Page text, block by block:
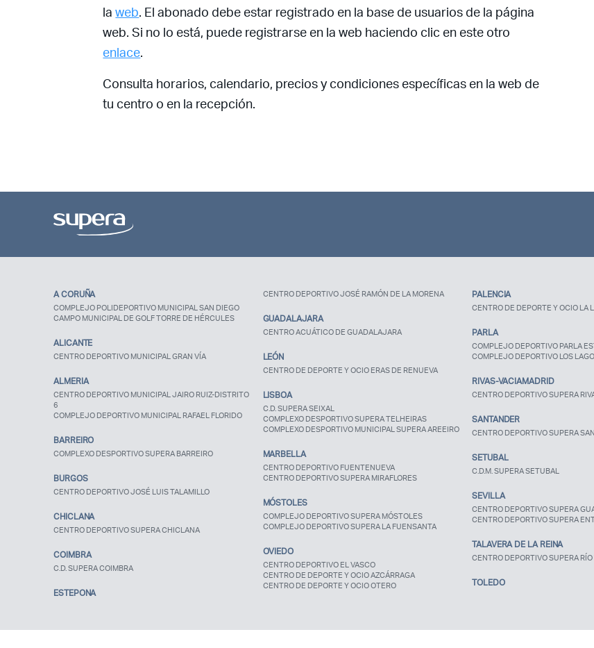
laweb. El abonado debe estar registrado en la base de usuarios de la página
web. Si no lo está, puede registrarse en la web haciendo clic en este otro
enlace.
Consulta horarios, calendario, precios y condiciones específicas en la web de
tu centro o en la recepción.
A CORUÑA
COMPLEJO POLIDEPORTIVO MUNICIPAL SAN DIEGO
CAMPO MUNICIPAL DE GOLF TORRE DE HÉRCULES
ALICANTE
CENTRO DEPORTIVO MUNICIPAL GRAN VÍA
ALMERIA
CENTRO DEPORTIVO MUNICIPAL JAIRO RUIZ-DISTRITO
6
COMPLEJO DEPORTIVO MUNICIPAL RAFAEL FLORIDO
BARREIRO
COMPLEXO DESPORTIVO SUPERA BARREIRO
BURGOS
CENTRO DEPORTIVO JOSÉ LUIS TALAMILLO
CHICLANA
CENTRO DEPORTIVO SUPERA CHICLANA
COIMBRA
C.D. SUPERA COIMBRA
ESTEPONA
CENTRO DEPORTIVO JOSÉ RAMÓN DE LA MORENA
GUADALAJARA
CENTRO ACUÁTICO DE GUADALAJARA
LEÓN
CENTRO DE DEPORTE Y OCIO ERAS DE RENUEVA
LISBOA
C.D. SUPERA SEIXAL
COMPLEXO DESPORTIVO SUPERA TELHEIRAS
COMPLEXO DESPORTIVO MUNICIPAL SUPERA AREEIRO
MARBELLA
CENTRO DEPORTIVO FUENTENUEVA
CENTRO DEPORTIVO SUPERA MIRAFLORES
MÓSTOLES
COMPLEJO DEPORTIVO SUPERA MÓSTOLES
COMPLEJO DEPORTIVO SUPERA LA FUENSANTA
OVIEDO
CENTRO DEPORTIVO EL VASCO
CENTRO DE DEPORTE Y OCIO AZCÁRRAGA
CENTRO DE DEPORTE Y OCIO OTERO
PALENCIA
CENTRO DE DEPORTE Y OCIO LA
PARLA
COMPLEJO DEPORTIVO PARLA
COMPLEJO DEPORTIVO LOS
RIVAS-VACIAMADRID
CENTRO DEPORTIVO SUPERA
SANTANDER
CENTRO DEPORTIVO SUPERA
SETUBAL
C.D.M. SUPERA SETUBAL
SEVILLA
CENTRO DEPORTIVO SUPERA
CENTRO DEPORTIVO SUPERA
TALAVERA DE LA REINA
CENTRO DEPORTIVO SUPERA
TOLEDO